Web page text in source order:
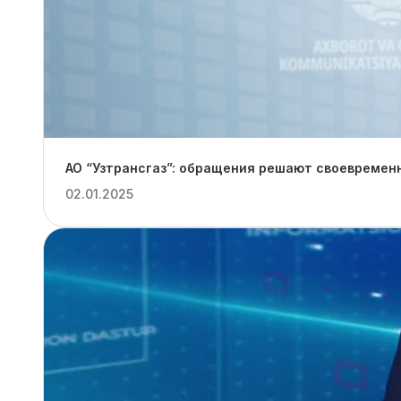
АО “Узтрансгаз”: обращения решают
02.01.2025